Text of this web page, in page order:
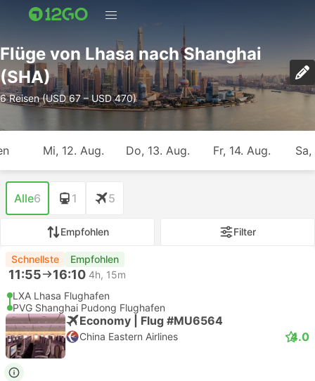
Flüge von Lhasa nach Shanghai
(SHA)
6 Reisen (USD 67 – USD 470)
Mi, 12. Aug. Do, 13. Aug. Fr, 14. Aug.
Alle6 1 5
Empfohlen Filter
Schnellste Empfohlen
11:55 16:10 4h, 15m
LXA Lhasa Flughafen
PVG Shanghai Pudong Flughafen
Economy | Flug #MU6564
China Eastern Airlines 4.0